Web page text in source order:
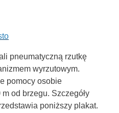
pneumatyczną rzutkę
wyrzutowym.
pomocy osobie
od brzegu. Szczegóły
poniższy plakat.